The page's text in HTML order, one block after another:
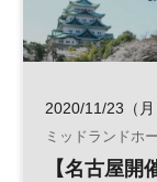
2020/11/23（月
ミッドランドホ
【名古屋開